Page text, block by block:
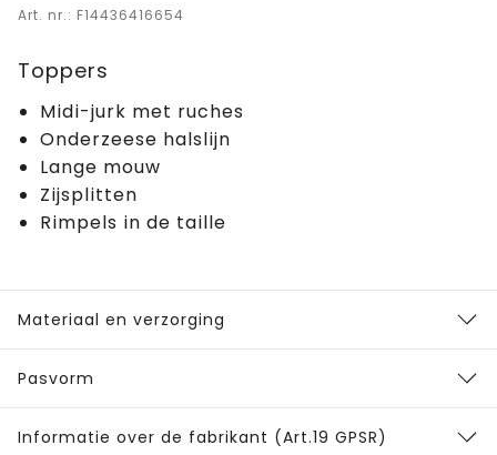
Art. nr.: F14436416654
Toppers
Midi-jurk met ruches
Onderzeese halslijn
Lange mouw
Zijsplitten
Rimpels in de taille
Materiaal en verzorging
Pasvorm
Informatie over de fabrikant (Art.19 GPSR)